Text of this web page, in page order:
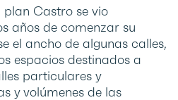
Castro se vio
años de comenzar su
el ancho de algunas calles,
espacios destinados a
particulares y
y volúmenes de las